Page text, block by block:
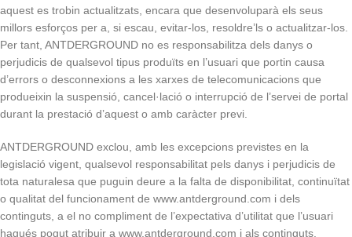
aquest es trobin actualitzats, encara que desenvoluparà els seus
millors esforços per a, si escau, evitar-los, resoldre’ls o actualitzar-los.
Per tant, ANTDERGROUND no es responsabilitza dels danys o
perjudicis de qualsevol tipus produïts en l’usuari que portin causa
d’errors o desconnexions a les xarxes de telecomunicacions que
produeixin la suspensió, cancel·lació o interrupció de l’servei de portal
durant la prestació d’aquest o amb caràcter previ.
ANTDERGROUND exclou, amb les excepcions previstes en la
legislació vigent, qualsevol responsabilitat pels danys i perjudicis de
tota naturalesa que puguin deure a la falta de disponibilitat, continuïtat
o qualitat del funcionament de www.antderground.com i dels
continguts, a el no compliment de l’expectativa d’utilitat que l’usuari
hagués pogut atribuir a www.antderground.com i als continguts.